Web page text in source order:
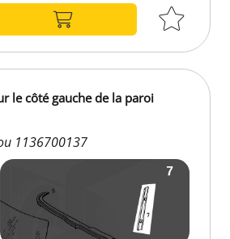
le côté gauche de la paroi
1136700137